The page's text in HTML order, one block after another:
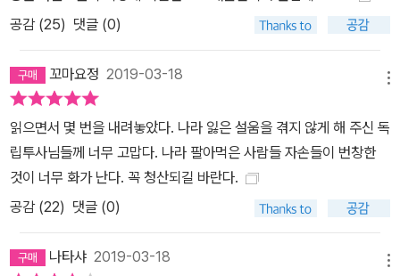
공감 (25) 댓글 (0)
꼬마요정 2019-03-18
읽으면서 몇 번을 내려놓았다. 나라 잃은 설움을 겪지 않게 해 주신 독
립투사님들께 너무 고맙다. 나라 팔아먹은 사람들 자손들이 번창한
것이 너무 화가 난다. 꼭 청산되길 바란다.
공감 (22) 댓글 (0)
나타샤 2019-03-18